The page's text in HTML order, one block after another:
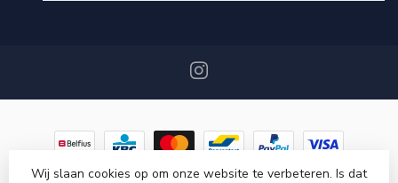
© Copyright 2026 DaglichtMagazijn.be- Powered byLightspeed-
Wij slaan cookies op om onze website te verbeteren. Is dat